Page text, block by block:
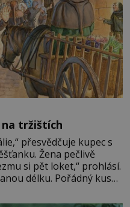
na tržištích
přesvědčuje kupec s
Žena pečlivě
si pět loket,“ prohlásí.
délku. Pořádný kus
zhodnotí švadlena